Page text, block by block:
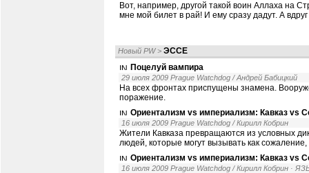
Вот, например, другой такой воин Аллаха на
мне мой билет в рай! И ему сразу дадут. А
Новый PW > ЭССЕ
Поцелуй вампира
29 июля 2009 Prague Watchdog / Андрей Бабицкий
На всех фронтах приспущены знамена.
поражение.
Ориентализм vs империализм: Кавказ vs
16 июля 2009 Prague Watchdog / Кирилл Кобрин
Жители Кавказа превращаются из условных
людей, которые могут вызывать как
Ориентализм vs империализм: Кавказ vs
16 июля 2009 Prague Watchdog / Кирилл Кобрин ·